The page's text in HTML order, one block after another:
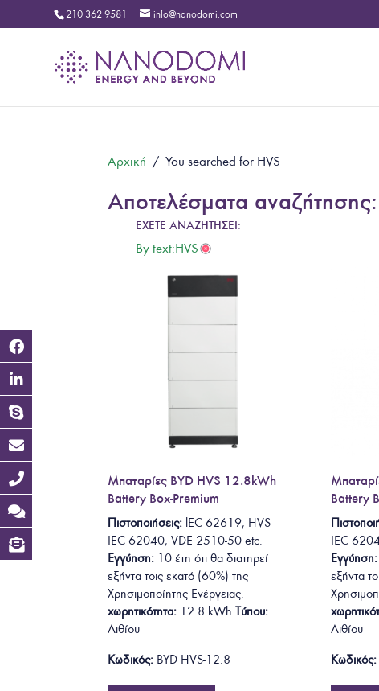
210 362 9581 info@nanodomi.com
Αρχική /You searched for HVS
Αποτελέσματα
By text:HVS
Μπαταρίες BYD HVS 12.8kWh
Battery Box-Premium
Πιστοποιήσεις: lEC 62619, HVS –
IEC 62040, VDE 2510-50etc.
Εγγύηση: 10 έτη ότι θαδιατηρεί
εξήντα τοις εκατό (60%) της
Χρησιμοποίητης Ενέργειας.
χωρητικότητα: 12.8 kWh Τύπου:
Λιθίου
Κωδικός: BYD HVS-12.8
Battery
IEC
Εγγύηση:
εξήντα
Λιθίου
Κωδικός: